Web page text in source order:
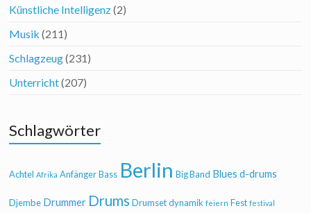
Künstliche Intelligenz(2)
Musik (211)
Schlagzeug(231)
Unterricht(207)
Schlagwörter
Achtel Afrika Anfänger Bass Berlin Big Band Blues d-drums
Djembe Drummer Drums Drumset dynamik feiern Fest festival